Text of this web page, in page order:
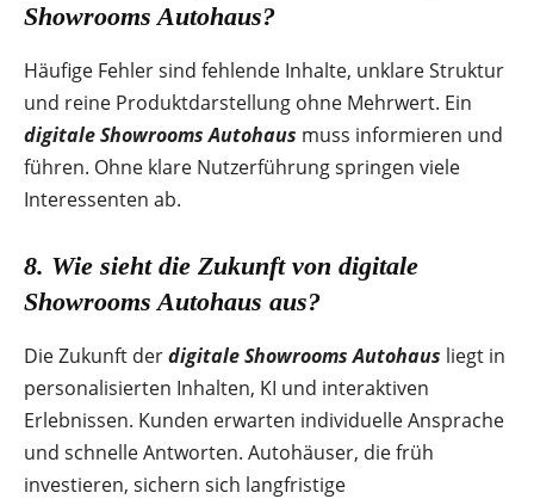
Showrooms Autohaus?
Häufige Fehler sind fehlende Inhalte, unklare Struktur
und reine Produktdarstellung ohne Mehrwert. Ein
digitale Showrooms Autohaus muss informieren und
führen. Ohne klare Nutzerführung springen viele
Interessenten ab.
8. Wie sieht die Zukunft von digitale
Showrooms Autohaus aus?
Die Zukunft derdigitale Showrooms Autohaus liegt in
personalisierten Inhalten, KI und interaktiven
Erlebnissen. Kunden erwarten individuelle Ansprache
und schnelle Antworten. Autohäuser, die früh
investieren, sichern sich langfristige